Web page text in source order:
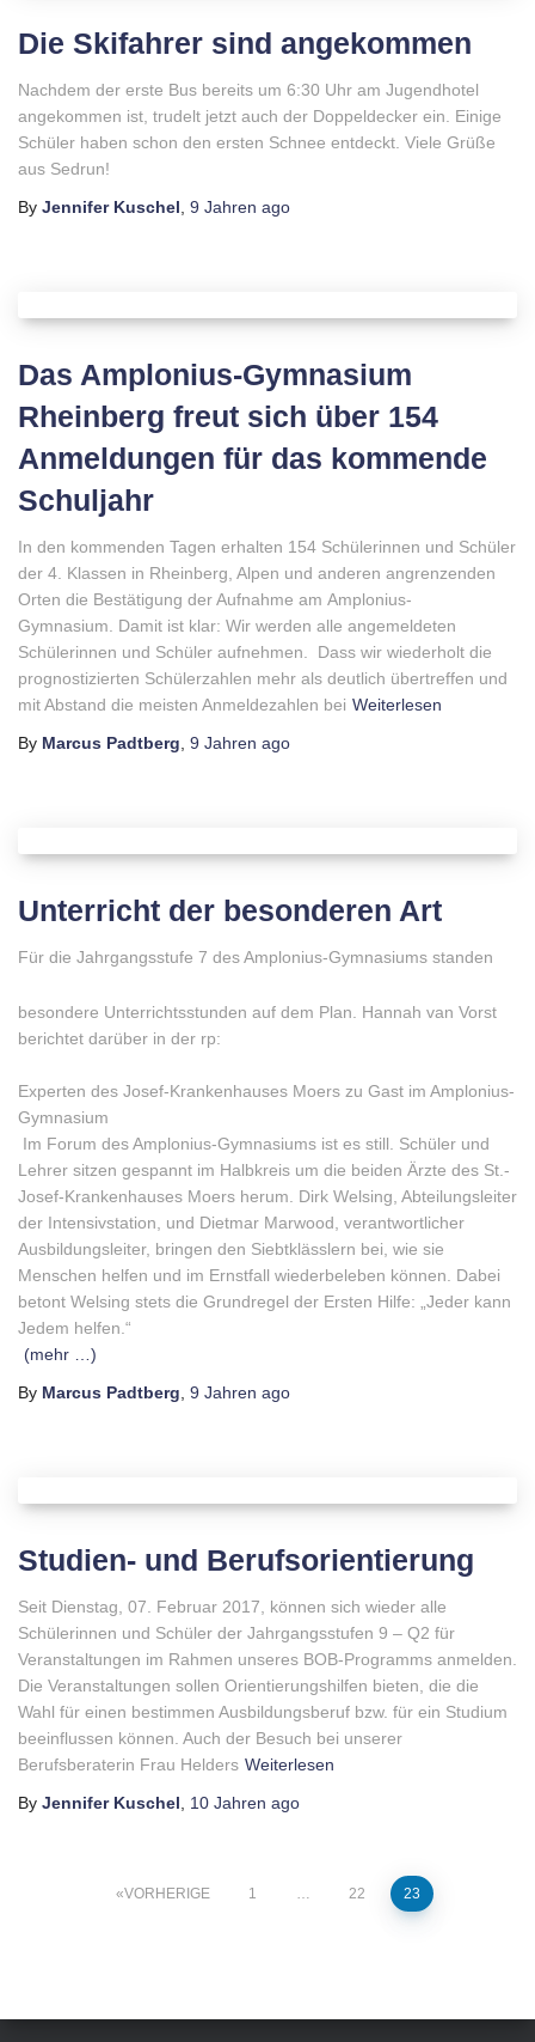
Die Skifahrer sind angekommen
Nachdem der erste Bus bereits um 6:30 Uhr am Jugendhotel
angekommen ist, trudelt jetzt auch der Doppeldecker ein. Einige
Schüler haben schon den ersten Schnee entdeckt. Viele Grüße
aus Sedrun!
By Jennifer Kuschel 9 Jahren ago
Das Amplonius-Gymnasium
Rheinberg freut sich über 154
Anmeldungen für das kommende
Schuljahr
In den kommenden Tagen erhalten 154 Schülerinnen und Schüler
der 4. Klassen in Rheinberg, Alpen und anderen angrenzenden
Orten die Bestätigung der Aufnahme am Amplonius-
Gymnasium. Damit ist klar: Wir werden alle angemeldeten
Schülerinnen und Schüler aufnehmen. Dass wir wiederholt die
prognostizierten Schülerzahlen mehr als deutlich übertreffen und
mit Abstand die meisten Anmeldezahlen bei Weiterlesen
By Marcus Padtberg 9 Jahren ago
Unterricht der besonderen Art
Für die Jahrgangsstufe 7 des Amplonius-Gymnasiums standen
besondere Unterrichtsstunden auf dem Plan. Hannah van Vorst
berichtet darüber in der rp:
Experten des Josef-Krankenhauses Moers zu Gast im Amplonius-
Gymnasium
Im Forum des Amplonius-Gymnasiums ist es still. Schüler und
Lehrer sitzen gespannt im Halbkreis um die beiden Ärzte des St.-
Josef-Krankenhauses Moers herum. Dirk Welsing, Abteilungsleiter
der Intensivstation, und Dietmar Marwood, verantwortlicher
Ausbildungsleiter, bringen den Siebtklässlern bei, wie sie
Menschen helfen und im Ernstfall wiederbeleben können. Dabei
betont Welsing stets die Grundregel der Ersten Hilfe: „Jeder kann
Jedem helfen.“
(mehr …)
By Marcus Padtberg 9 Jahren ago
Studien- und Berufsorientierung
Seit Dienstag, 07. Februar 2017, können sich wieder alle
Schülerinnen und Schüler der Jahrgangsstufen 9 – Q2 für
Veranstaltungen im Rahmen unseres BOB-Programms anmelden.
Die Veranstaltungen sollen Orientierungshilfen bieten, die die
Wahl für einen bestimmen Ausbildungsberuf bzw. für ein Studium
beeinflussen können. Auch der Besuch bei unserer
Berufsberaterin Frau Helders Weiterlesen
By Jennifer Kuschel 10 Jahren ago
VORHERIGE 1 … 22 23